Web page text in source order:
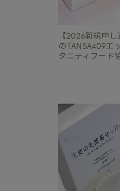
【2026新規申
のTANSA409エ
タニティフード